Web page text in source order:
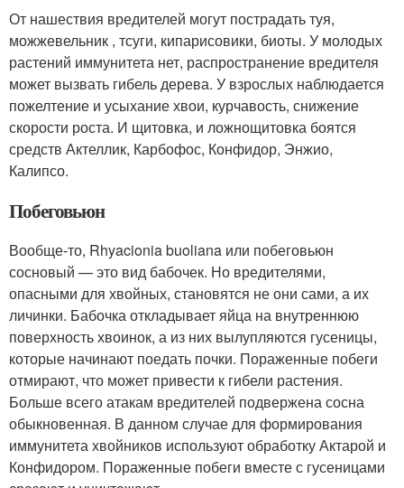
От нашествия вредителей могут пострадать туя,
можжевельник , тсуги, кипарисовики, биоты. У молодых
растений иммунитета нет, распространение вредителя
может вызвать гибель дерева. У взрослых наблюдается
пожелтение и усыхание хвои, курчавость, снижение
скорости роста. И щитовка, и ложнощитовка боятся
средств Актеллик, Карбофос, Конфидор, Энжио,
Калипсо.
Побеговьюн
Вообще-то, Rhyacionia buoliana или побеговьюн
сосновый — это вид бабочек. Но вредителями,
опасными для хвойных, становятся не они сами, а их
личинки. Бабочка откладывает яйца на внутреннюю
поверхность хвоинок, а из них вылупляются гусеницы,
которые начинают поедать почки. Пораженные побеги
отмирают, что может привести к гибели растения.
Больше всего атакам вредителей подвержена сосна
обыкновенная. В данном случае для формирования
иммунитета хвойников используют обработку Актарой и
Конфидором. Пораженные побеги вместе с гусеницами